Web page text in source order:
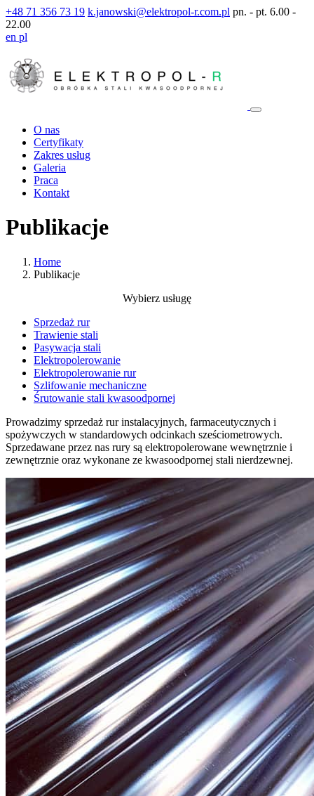
+48 71 356 73 19 k.janowski@elektropol-r.com.pl pn. - pt. 6.00 -
22.00
en pl
O nas
Certyfikaty
Zakres usług
Galeria
Praca
Kontakt
Publikacje
Home
Publikacje
Wybierz usługę
Sprzedaż rur
Trawienie stali
Pasywacja stali
Elektropolerowanie
Elektropolerowanie rur
Szlifowanie mechaniczne
Śrutowanie stali kwasoodpornej
Prowadzimy sprzedaż rur instalacyjnych, farmaceutycznych i
spożywczych w standardowych odcinkach sześciometrowych.
Sprzedawane przez nas rury są elektropolerowane wewnętrznie i
zewnętrznie oraz wykonane ze kwasoodpornej stali nierdzewnej.